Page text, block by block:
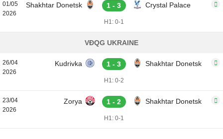
01/05
2026
Shakhtar Donetsk 1 - 3 Crystal Palace
H1: 0-1
VĐQG UKRAINE
26/04
2026
Kudrivka 1 - 3 Shakhtar Donetsk
H1: 0-2
23/04
2026
Zorya 1 - 2 Shakhtar Donetsk
H1: 0-1